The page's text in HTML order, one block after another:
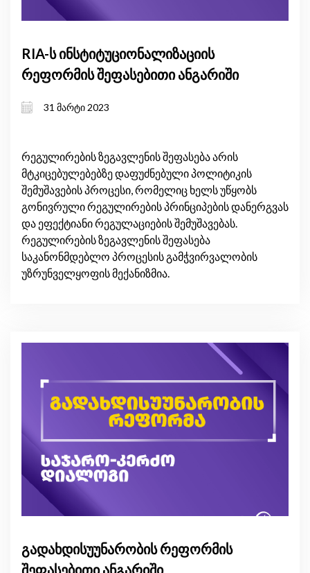
RIA-ს ინსტიტუციონალიზაციის
რეფორმის შეფასებითი ანგარიში
31 მარტი 2023
რეგულირების ზეგავლენის შეფასება არის
მტკიცებულებებზე დაფუძნებული პოლიტიკის
შემუშავების პროცესი, რომელიც ხელს უწყობს
გონივრული რეგულირების პრინციპების დანერგვას
და ეფექტიანი რეგულაციების შემუშავებას.
რეგულირების ზეგავლენის შეფასება
საკანონმდებლო პროცესის გამჭვირვალობის
უზრუნველყოფის მექანიზმია.
გადახდისუუნარობის რეფორმის
შეფასებითი ანგარიში